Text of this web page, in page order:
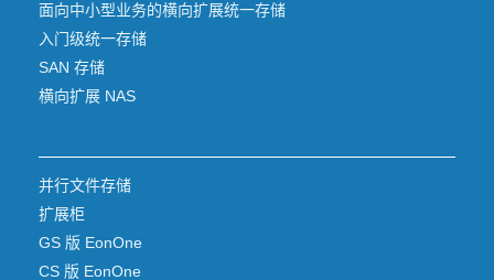
面向中小型业务的横向扩展统一存储
入门级统一存储
SAN 存储
横向扩展 NAS
并行文件存储
扩展柜
GS 版 EonOne
CS 版 EonOne